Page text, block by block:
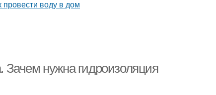
Зачем нужна гидроизоляция